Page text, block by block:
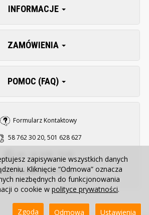
INFORMACJE
ZAMÓWIENIA
POMOC (FAQ)
Formularz Kontaktowy
58 762 30 20, 501 628 627
sklep@zooserwis.pl
zapisywanie wszystkich danych
Kliknięcie “Odmowa” oznacza
niezbędnych do funkcjonowania
o cookie w polityce prywatności.
Ustawienia
Odmowa
Zgoda